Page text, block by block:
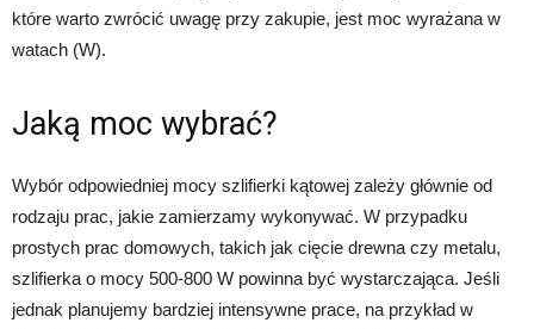
które warto zwrócić uwagę przy zakupie, jest moc wyrażana w
watach (W).
Jaką moc wybrać?
Wybór odpowiedniej mocy szlifierki kątowej zależy głównie od
rodzaju prac, jakie zamierzamy wykonywać. W przypadku
prostych prac domowych, takich jak cięcie drewna czy metalu,
szlifierka o mocy 500-800 W powinna być wystarczająca. Jeśli
jednak planujemy bardziej intensywne prace, na przykład w